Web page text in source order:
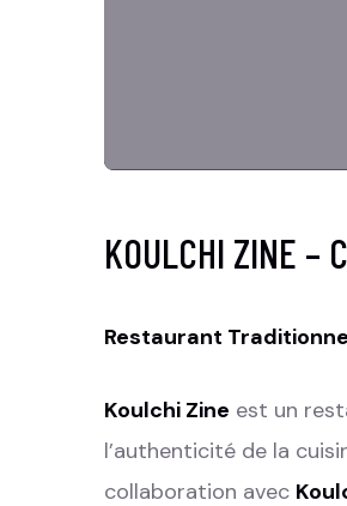
KOULCHI ZINE –
Restaurant
Koulchi Zine est un
l’authenticité de la
collaboration avec